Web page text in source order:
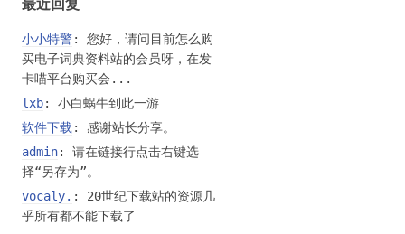
小小特警: 您好，请问目前怎么购
买电子词典资料站的会员呀，在发
卡喵平台购买会...
lxb: 小白蜗牛到此一游
软件下载 : 感谢站长分享。
admin: 请在链接行点击右键选
择“另存为”。
vocaly. : 20世纪下载站的资源几
乎所有都不能下载了